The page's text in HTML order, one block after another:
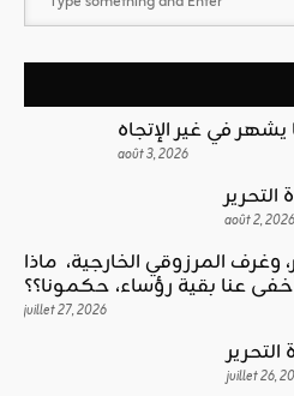
في غير الإتجاه
août 3, 2026
août 2, 2026
وغرف المرزوقي الخارجية، ماذا
عنا بقية رؤساء، حكمونا؟؟
juillet 27, 2026
juillet 26,